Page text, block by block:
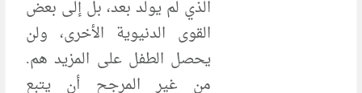
الذي لم يولد بعد، بل إلى بعض
القوى الدنيوية الأخرى، ولن
يحصل الطفل على المزيد هم.
من غير المرجح أن يتبع